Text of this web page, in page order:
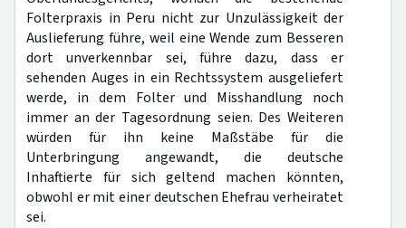
Folterpraxis in Peru nicht zur Unzulässigkeit der
Auslieferung führe, weil eine Wende zum Besseren
dort unverkennbar sei, führe dazu, dass er
sehenden Auges in ein Rechtssystem ausgeliefert
werde, in dem Folter und Misshandlung noch
immer an der Tagesordnung seien. Des Weiteren
würden für ihn keine Maßstäbe für die
Unterbringung angewandt, die deutsche
Inhaftierte für sich geltend machen könnten,
obwohl er mit einer deutschen Ehefrau verheiratet
sei.